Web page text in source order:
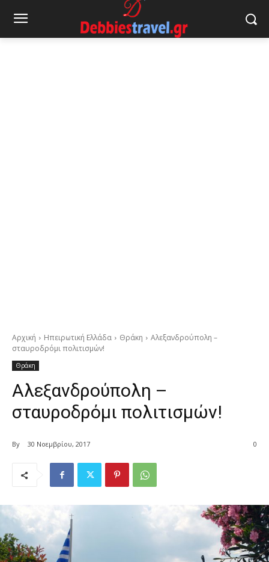
Αρχική Ηπειρωτική Ελλάδα Θράκη
Αλεξανδρούπολη –
σταυροδρόμι πολιτισμών!
Θράκη
Αλεξανδρούπολη –
σταυροδρόμι πολιτισμών!
By 30 Νοεμβρίου, 2017 0